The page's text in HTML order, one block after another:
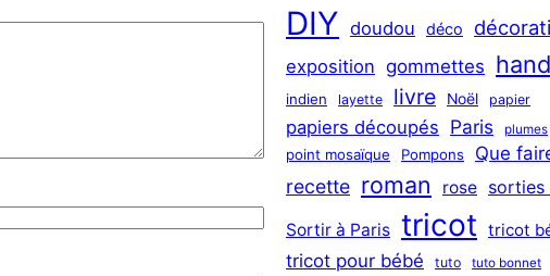
DIY doudou déco
exposition gommettes
indien layette livre Noël papier
papiers découpés Paris plumes
point mosaïque Pompons Que
recette roman rose sorties
Sortir à Paris tricot tricot
tricot pour bébé tuto tuto bonnet